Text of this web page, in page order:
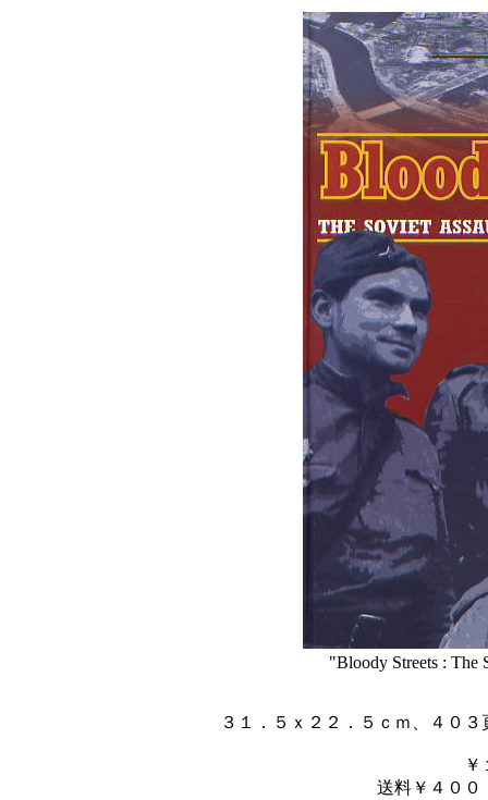
"Bloody Streets : The
３１．５ｘ２２．５ｃｍ、４０
送料￥４００